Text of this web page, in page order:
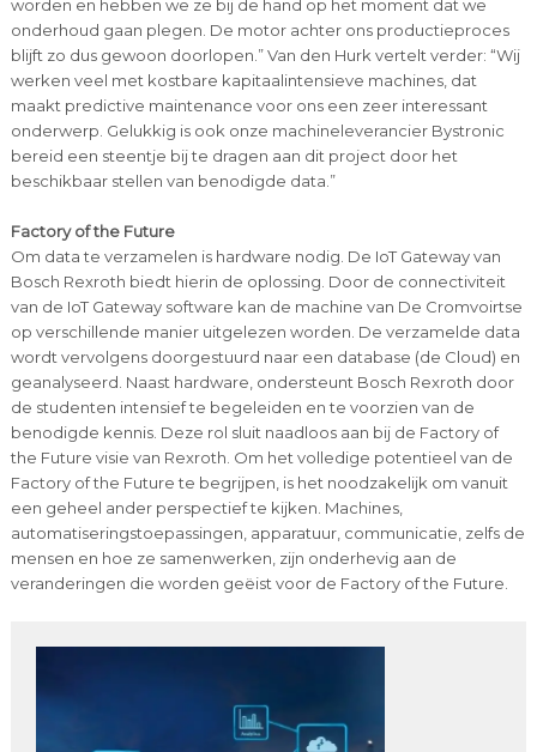
worden en hebben we ze bij de hand op het moment dat we
onderhoud gaan plegen. De motor achter ons productieproces
blijft zo dus gewoon doorlopen.” Van den Hurk vertelt verder: “Wij
werken veel met kostbare kapitaalintensieve machines, dat
maakt predictive maintenance voor ons een zeer interessant
onderwerp. Gelukkig is ook onze machineleverancier Bystronic
bereid een steentje bij te dragen aan dit project door het
beschikbaar stellen van benodigde data.”
Factory of the Future
Om data te verzamelen is hardware nodig. De IoT Gateway van
Bosch Rexroth biedt hierin de oplossing. Door de connectiviteit
van de IoT Gateway software kan de machine van De Cromvoirtse
op verschillende manier uitgelezen worden. De verzamelde data
wordt vervolgens doorgestuurd naar een database (de Cloud) en
geanalyseerd. Naast hardware, ondersteunt Bosch Rexroth door
de studenten intensief te begeleiden en te voorzien van de
benodigde kennis. Deze rol sluit naadloos aan bij de Factory of
the Future visie van Rexroth. Om het volledige potentieel van de
Factory of the Future te begrijpen, is het noodzakelijk om vanuit
een geheel ander perspectief te kijken. Machines,
automatiseringstoepassingen, apparatuur, communicatie, zelfs de
mensen en hoe ze samenwerken, zijn onderhevig aan de
veranderingen die worden geëist voor de Factory of the Future.